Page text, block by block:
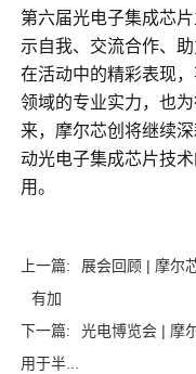
第六届光电子集成芯
示自我、交流合作、
在活动中的精彩表现
领域的专业实力，也
来，摩尔芯创将继续
动光电子集成芯片技
用。
上一篇:
展会回顾 | 摩尔
有加
下一篇:
光电博览会 | 摩
用于半...